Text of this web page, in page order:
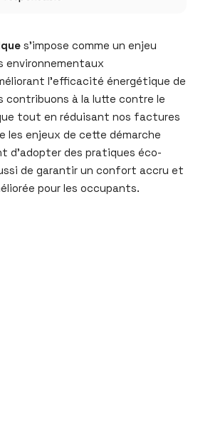
s’impose comme un enjeu
environnementaux
l’efficacité énergétique de
contribuons à la lutte contre le
tout en réduisant nos factures
les enjeux de cette démarche
d’adopter des pratiques éco-
de garantir un confort accru et
pour les occupants.